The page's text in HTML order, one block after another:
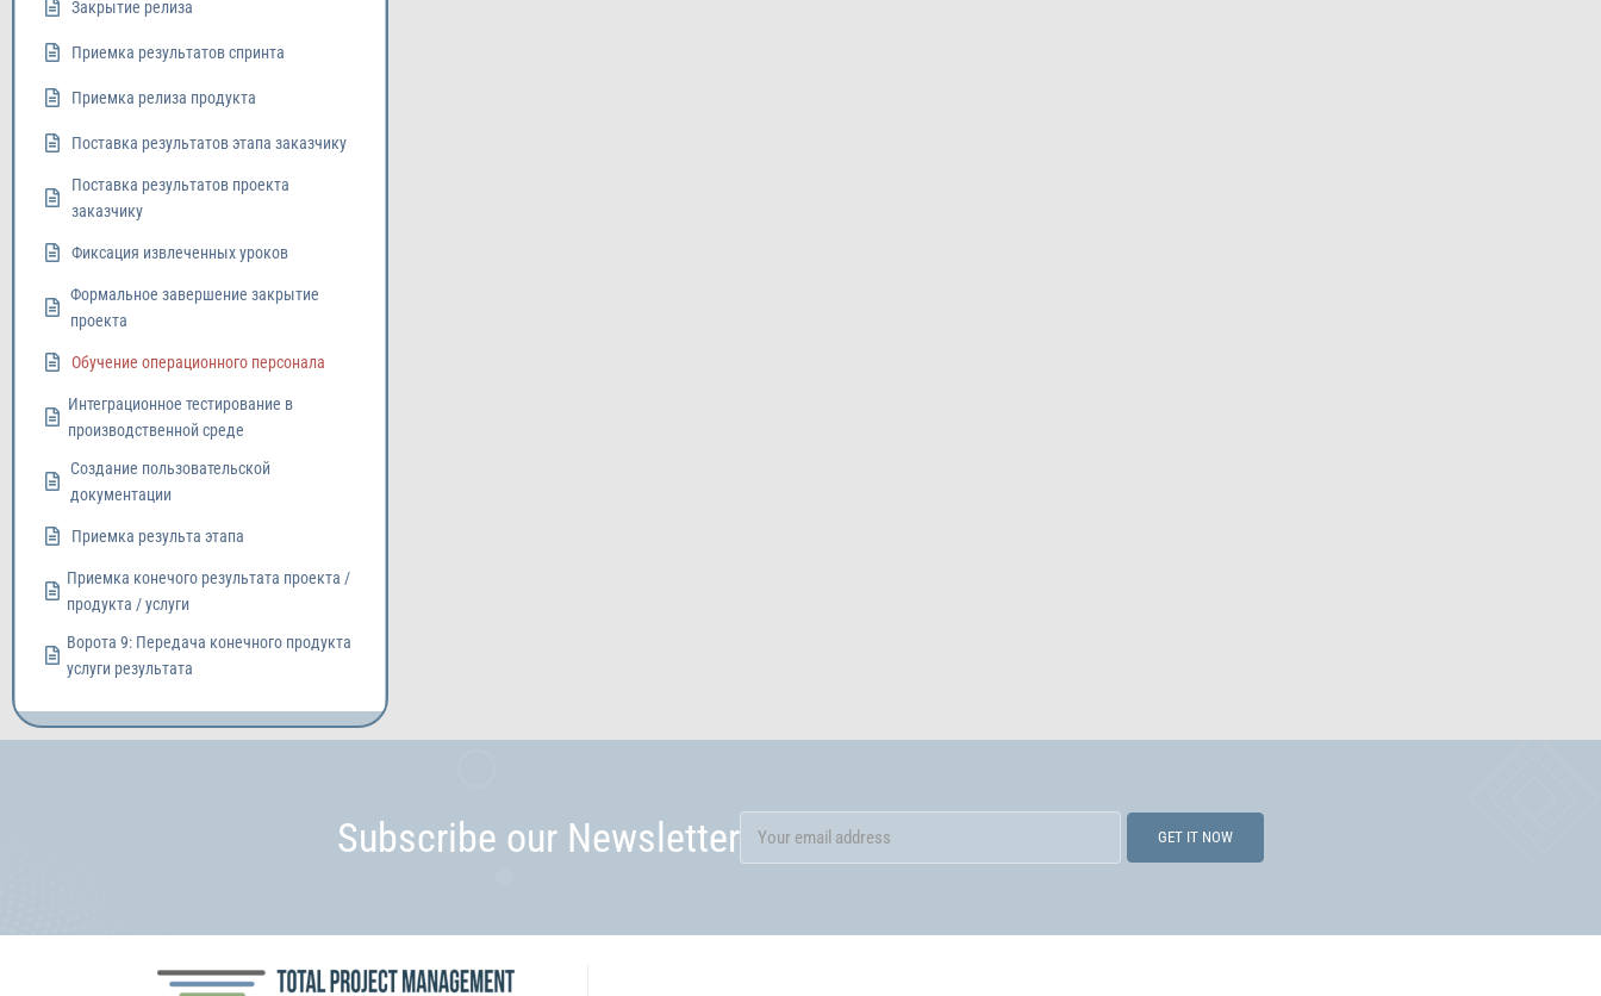
Закрытие релиза
Приемка результатов спринта
Приемка релиза продукта
Поставка результатов этапа заказчику
Поставка результатов проекта
заказчику
Фиксация извлеченных уроков
Формальное завершение закрытие
проекта
Обучение операционного персонала
Интеграционное тестирование в
производственной среде
Создание пользовательской
документации
Приемка результа этапа
Приемка конечого результата проекта /
продукта / услуги
Ворота 9: Передача конечного продукта
услуги результата
Subscribe our Newsletter